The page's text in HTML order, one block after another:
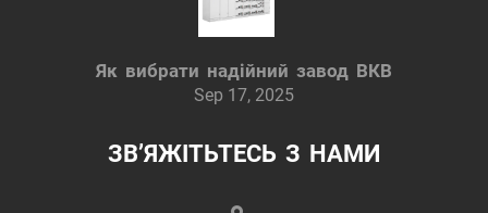
Як вибрати надійний завод ВКВ
Sep 17, 2025
ЗВ’ЯЖІТЬТЕСЬ З НАМИ